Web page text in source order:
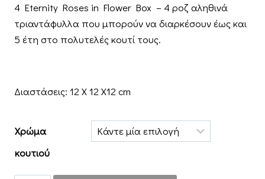
4 Eternity Roses in Flower Box – 4 ροζ αληθινά
τριαντάφυλλα που μπορούν να διαρκέσουν έως και
5 έτη στο πολυτελές κουτί τους.
Διαστάσεις: 12 Χ 12 Χ12 cm
Χρώμα
κουτιού